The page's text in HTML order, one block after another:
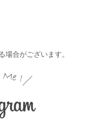
トレートミニマグカッ
合がございます。